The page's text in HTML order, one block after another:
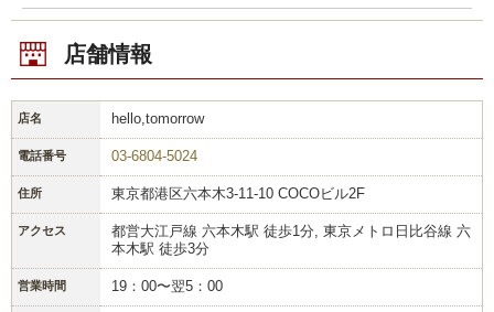
店舗情報
店名 hello,tomorrow
電話番号 03-6804-5024
住所 東京都港区六本木3-11-10 COCOビル2F
アクセス
都営大江戸線 六本木駅 徒歩1分, 東京メトロ日比谷線 六
本木駅 徒歩3分
営業時間 19：00〜翌5：00